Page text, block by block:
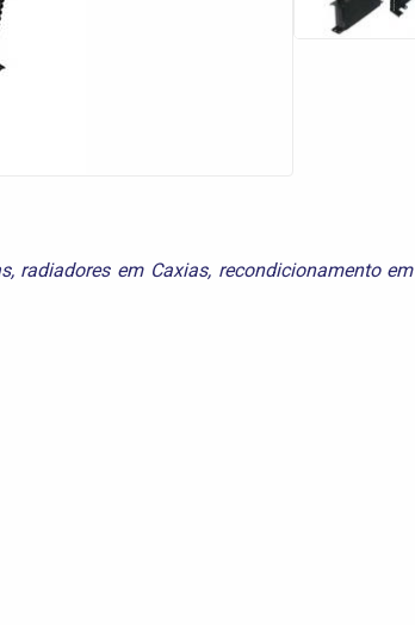
, radiadores em Caxias, recondicionamento em